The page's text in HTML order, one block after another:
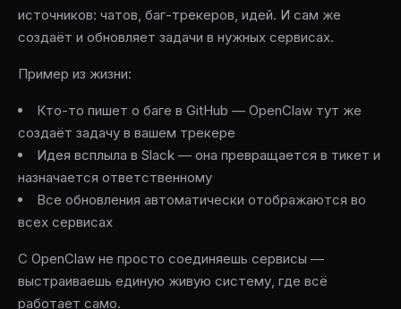
источников: чатов, баг-трекеров, идей. И сам же
создаёт и обновляет задачи в нужных сервисах.
Пример из жизни:
Кто-то пишет о баге в GitHub — OpenClaw тут же
создаёт задачу в вашем трекере
Идея всплыла в Slack — она превращается в тикет и
назначается ответственному
Все обновления автоматически отображаются во
всех сервисах
С OpenClaw не просто соединяешь сервисы —
выстраиваешь единую живую систему, где всё
работает само.